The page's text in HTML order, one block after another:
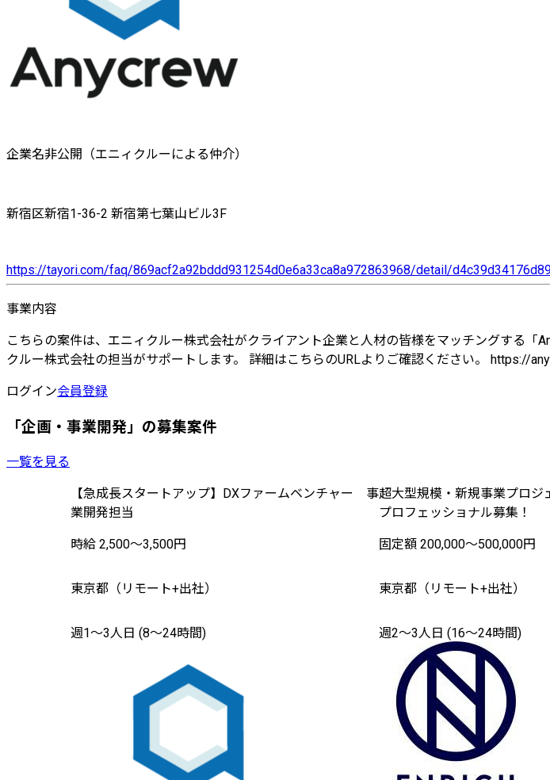
企業名非公開（エニィクルーによる仲介）
新宿区新宿1-36-2 新宿第七葉山ビル3F
https://tayori.com/faq/869acf2a92bddd931254d0e6a33ca8a972863968/detail/
事業内容
こちらの案件は、エニィクルー株式会社がクライアント企業と人材の皆様をマッチングする
クルー株式会社の担当がサポートします。 詳細はこちらのURLよりご確認ください。 https://
ログイン会員登録
「企画・事業開発」の募集案件
一覧を見る
【急成長スタートアップ】DXファームベンチャー 事
業開発担当
時給 2,500〜3,500円
東京都（リモート+出社）
週1〜3人日 (8〜24時間)
超大型規模・新規事業プロジ
プロフェッショナル募集！
固定額 200,000〜500,000円
東京都（リモート+出社）
週2〜3人日 (16〜24時間)